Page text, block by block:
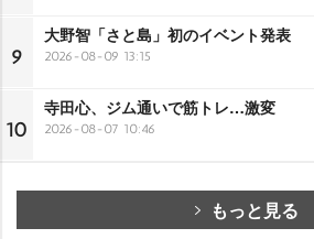
9
大野智「さと島」初のイベント発表
2026-08-09 13:15
10
寺田心、ジム通いで筋トレ…激変
2026-08-07 10:46
もっと見る